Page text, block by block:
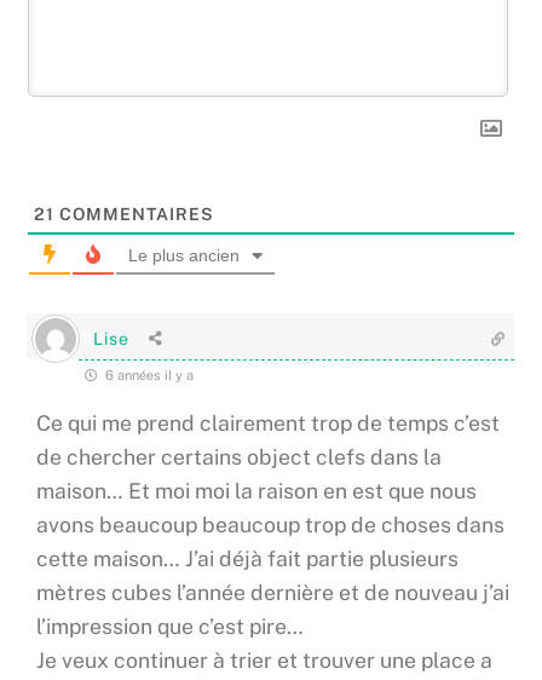
21 COMMENTAIRES
Le plus ancien
Lise
6 années il y a
Ce qui me prend clairement trop de temps c’est
de chercher certains object clefs dans la
maison… Et moi moi la raison en est que nous
avons beaucoup beaucoup trop de choses dans
cette maison… J’ai déjà fait partie plusieurs
mètres cubes l’année dernière et de nouveau j’ai
l’impression que c’est pire…
Je veux continuer à trier et trouver une place a